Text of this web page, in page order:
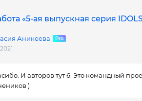
«5-ая выпускная серия
Аникеева
И авторов тут 6. Это командный
)